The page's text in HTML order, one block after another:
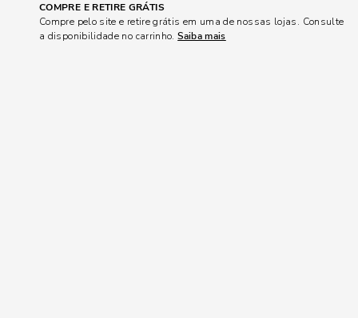
COMPRE E RETIRE GRÁTIS
Compre pelo site e retire grátis em uma de nossas lojas. Consulte
a disponibilidade no carrinho.Saiba mais